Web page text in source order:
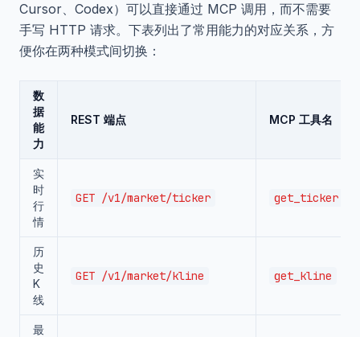
Cursor、Codex）可以直接通过 MCP 调用，而不需要
手写 HTTP 请求。下表列出了常用能力的对应关系，方
便你在两种模式间切换：
数
据
能
力
REST 端点 MCP 工具名
实
时
行
情
GET /v1/market/ticker get_ticker
历
史
K
线
GET /v1/market/kline get_kline
最